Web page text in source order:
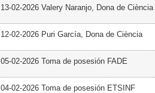
13-02-2026 Valery Naranjo, Dona de Ciència
12-02-2026 Puri García, Dona de Ciència
05-02-2026 Toma de posesión FADE
04-02-2026 Toma de posesión ETSINF